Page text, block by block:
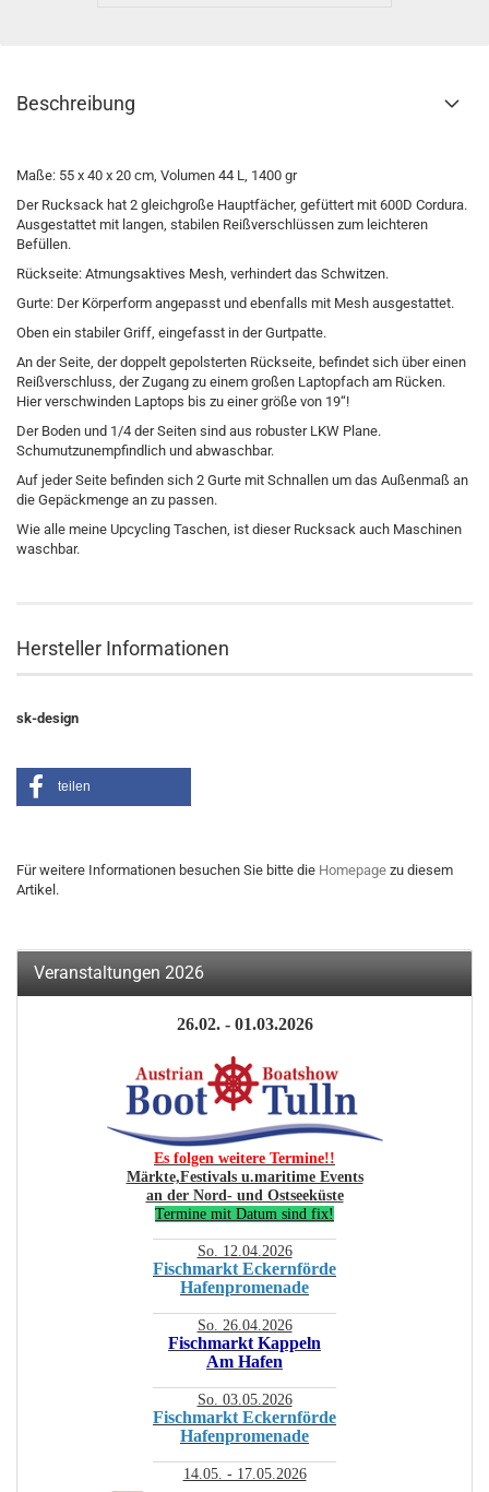
Beschreibung
Maße: 55 x 40 x 20 cm, Volumen 44 L, 1400 gr
Der Rucksack hat 2 gleichgroße Hauptfächer, gefüttert mit 600D Cordura.
Ausgestattet mit langen, stabilen Reißverschlüssen zum leichteren
Befüllen.
Rückseite: Atmungsaktives Mesh, verhindert das Schwitzen.
Gurte: Der Körperform angepasst und ebenfalls mit Mesh ausgestattet.
Oben ein stabiler Griff, eingefasst in der Gurtpatte.
An der Seite, der doppelt gepolsterten Rückseite, befindet sich über einen
Reißverschluss, der Zugang zu einem großen Laptopfach am Rücken.
Hier verschwinden Laptops bis zu einer größe von 19“!
Der Boden und 1/4 der Seiten sind aus robuster LKW Plane.
Schumutzunempfindlich und abwaschbar.
Auf jeder Seite befinden sich 2 Gurte mit Schnallen um das Außenmaß an
die Gepäckmenge an zu passen.
Wie alle meine Upcycling Taschen, ist dieser Rucksack auch Maschinen
waschbar.
Hersteller Informationen
sk-design
teilen
Für weitere Informationen besuchen Sie bitte die Homepage zu diesem
Artikel.
Veranstaltungen 2026
26.02. - 01.03.2026
Es folgen weitere Termine!!
Märkte,Festivals u.maritime Events
an der Nord- und Ostseeküste
Termine mit Datum sind fix!
So. 12.04.2026
Fischmarkt Eckernförde
Hafenpromenade
So. 26.04.2026
Fischmarkt Kappeln
Am Hafen
So. 03.05.2026
Fischmarkt Eckernförde
Hafenpromenade
14.05. - 17.05.2026